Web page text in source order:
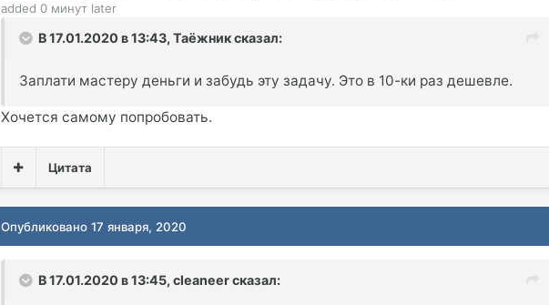
added 0 минут later
В 17.01.2020 в 13:43,Таёжниксказал:
Заплати мастеру деньги и забудь эту задачу. Это в 10-ки раз дешевле.
Хочется самому попробовать.
Цитата
Опубликовано17 января, 2020
В 17.01.2020 в 13:45,cleaneerсказал: